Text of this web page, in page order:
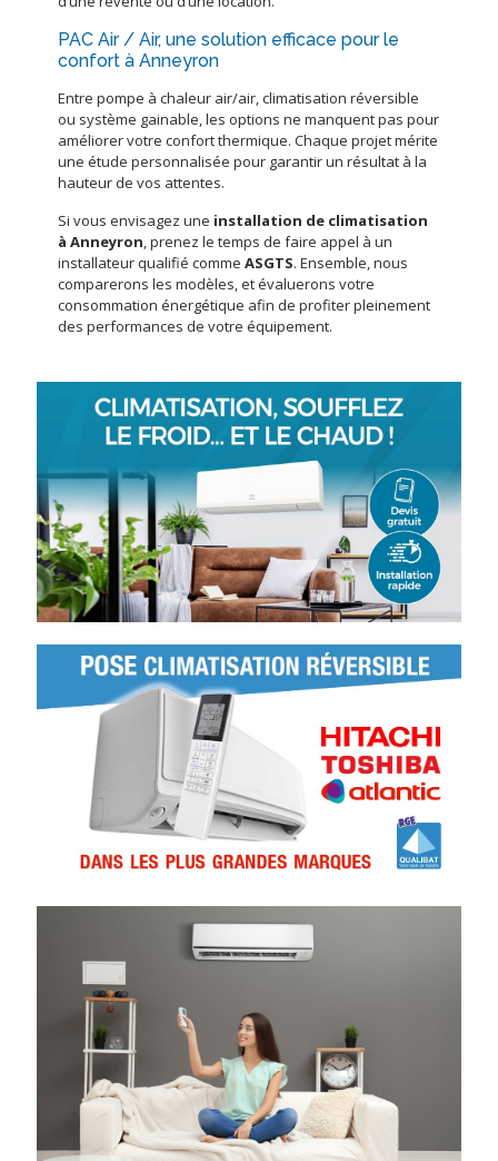
PAC Air / Air, une solution efficace pour le
confort à Anneyron
Entre pompe à chaleur air/air, climatisation réversible
ou système gainable, les options ne manquent pas pour
améliorer votre confort thermique. Chaque projet mérite
une étude personnalisée pour garantir un résultat à la
hauteur de vos attentes.
Si vous envisagez une installation de climatisation
à Anneyron, prenez le temps de faire appel à un
installateur qualifié commeASGTS. Ensemble, nous
comparerons les modèles, et évaluerons votre
consommation énergétique afin de profiter pleinement
des performances de votre équipement.